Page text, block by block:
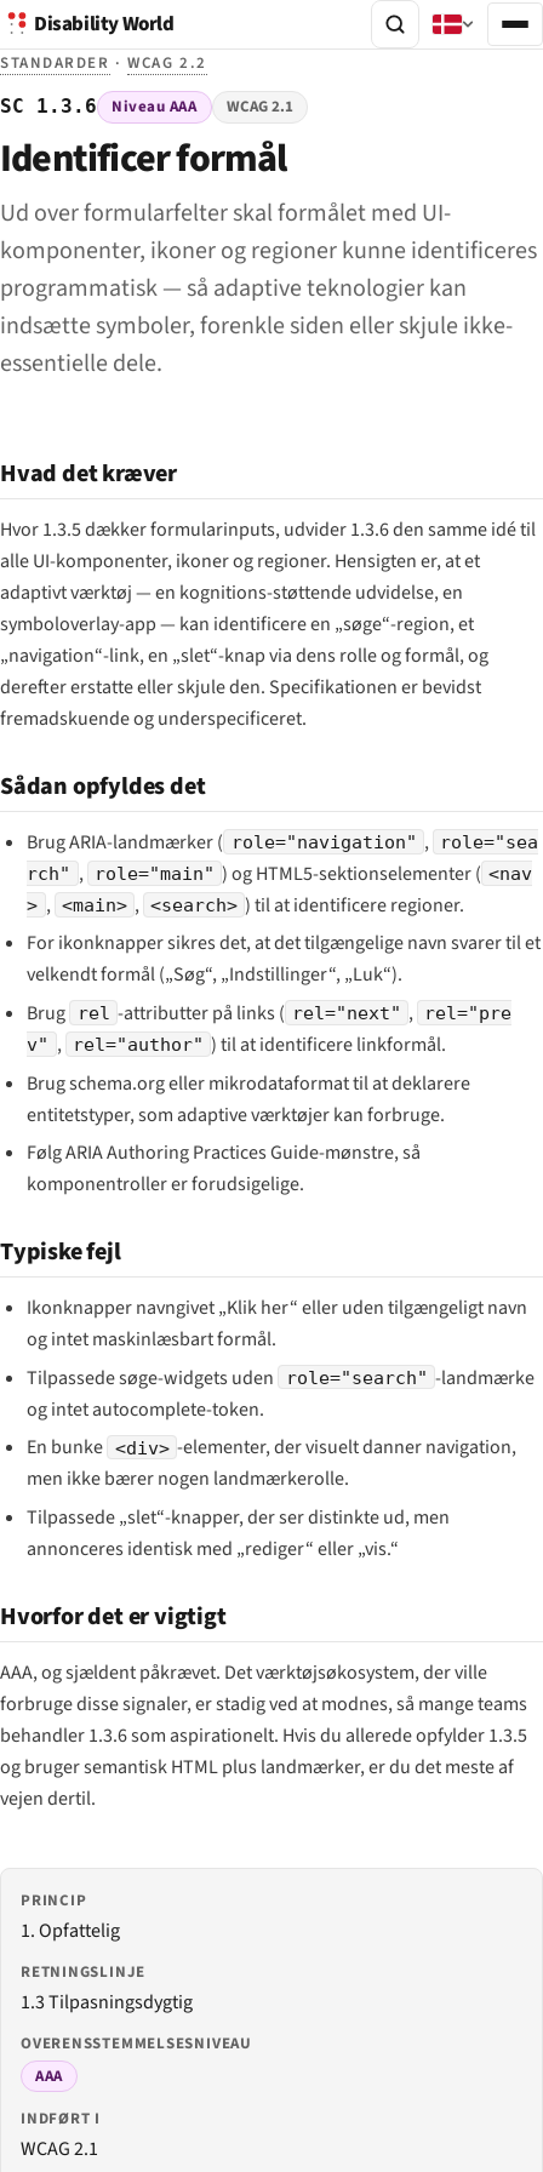
Disability World
STANDARDER ·WCAG 2.2
SC 1.3.6 Niveau AAA WCAG 2.1
Identificer formål
Ud over formularfelter skal formålet med UI-
komponenter, ikoner og regioner kunne identificeres
programmatisk — så adaptive teknologier kan
indsætte symboler, forenkle siden eller skjule ikke-
essentielle dele.
Hvad det kræver
Hvor 1.3.5 dækker formularinputs, udvider 1.3.6 den samme idé til
alle UI-komponenter, ikoner og regioner. Hensigten er, at et
adaptivt værktøj — en kognitions-støttende udvidelse, en
symboloverlay-app — kan identificere en „søge“-region, et
„navigation“-link, en „slet“-knap via dens rolle og formål, og
derefter erstatte eller skjule den. Specifikationen er bevidst
fremadskuende og underspecificeret.
Sådan opfyldes det
Brug ARIA-landmærker ( role="navigation" ,
role="sea
rch" , role="main" ) og HTML5-sektionselementer ( <nav
> , <main> , <search> ) til at identificere regioner.
For ikonknapper sikres det, at det tilgængelige navn svarer til et
velkendt formål („Søg“, „Indstillinger“, „Luk“).
Brug
rel -attributter på links ( rel="next" ,
rel="pre
v" , rel="author" ) til at identificere linkformål.
Brug schema.org eller mikrodataformat til at deklarere
entitetstyper, som adaptive værktøjer kan forbruge.
Følg ARIA Authoring Practices Guide-mønstre, så
komponentroller er forudsigelige.
Typiske fejl
Ikonknapper navngivet „Klik her“ eller uden tilgængeligt navn
og intet maskinlæsbart formål.
Tilpassede søge-widgets uden
role="search" -landmærke
og intet autocomplete-token.
En bunke <div> -elementer, der visuelt danner navigation,
men ikke bærer nogen landmærkerolle.
Tilpassede „slet“-knapper, der ser distinkte ud, men
annonceres identisk med „rediger“ eller „vis.“
Hvorfor det er vigtigt
AAA, og sjældent påkrævet. Det værktøjsøkosystem, der ville
forbruge disse signaler, er stadig ved at modnes, så mange teams
behandler 1.3.6 som aspirationelt. Hvis du allerede opfylder 1.3.5
og bruger semantisk HTML plus landmærker, er du det meste af
vejen dertil.
PRINCIP
1. Opfattelig
RETNINGSLINJE
1.3 Tilpasningsdygtig
OVERENSSTEMMELSESNIVEAU
AAA
INDFØRT I
WCAG 2.1